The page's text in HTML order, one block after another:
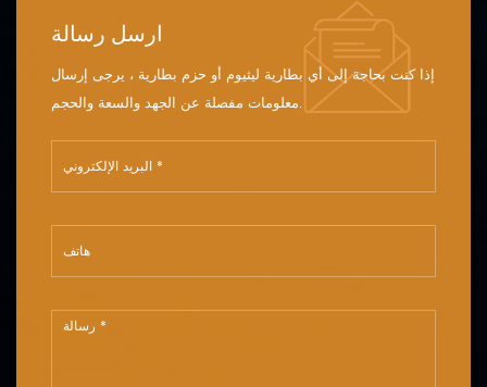
ارسل رسالة
إذا كنت بحاجة إلى أي بطارية ليثيوم أو حزم بطارية ، يرجى إرسال
معلومات مفصلة عن الجهد والسعة والحجم.